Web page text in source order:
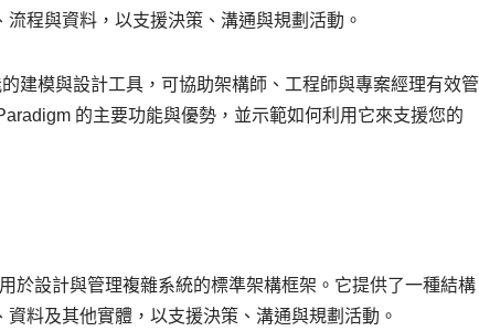
程與資料，以支援決策、溝通與規劃活動。
建模與設計工具，可協助架構師、工程師與專案經理有效管
的主要功能與優勢，並示範如何利用它來支援您的
於設計與管理複雜系統的標準架構框架。它提供了一種結構
料及其他實體，以支援決策、溝通與規劃活動。